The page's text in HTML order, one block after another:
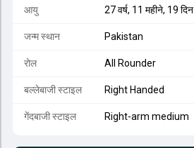
आयु 27 वर्ष, 11 महीने, 19 दिन
जन्म स्थान Pakistan
रोल All Rounder
बल्लेबाजी स्टाइल Right Handed
गेंदबाजी स्टाइल Right-arm medium